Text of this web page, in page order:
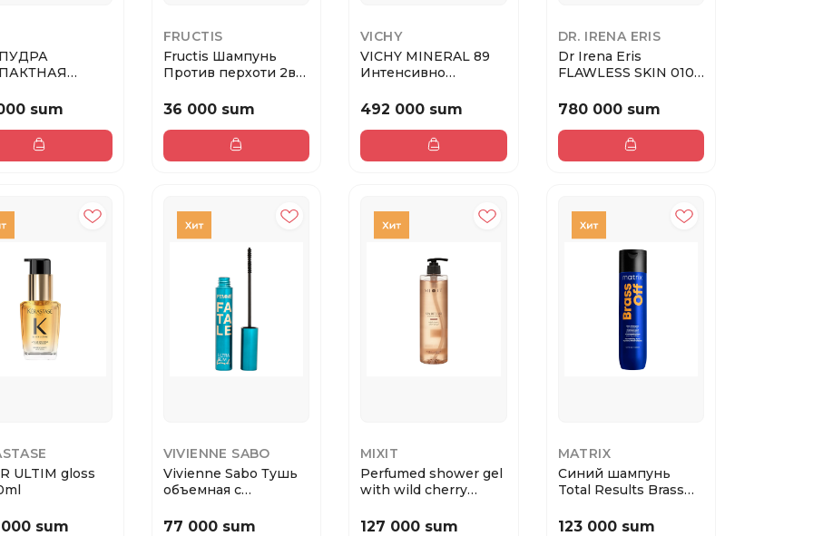
ПУДРА
МАРКИ SHU...
sum
FRUCTIS
Fructis Шампунь
Против перхоти 2в1
36 000 sum
VICHY
VICHY MINERAL 89
Интенсивно
100 ч...
492 000 sum
DR. IRENA ERIS
Dr Irena Eris
FLAWLESS SKIN 010C
Тональн...
780 000 sum
ULTIM gloss
sum
VIVIENNE SABO
Vivienne Sabo Тушь
объемная с
кистью ...
77 000 sum
MIXIT
Perfumed shower gel
with wild cherry
127 000 sum
MATRIX
Синий шампунь
Total Results Brass
123 000 sum